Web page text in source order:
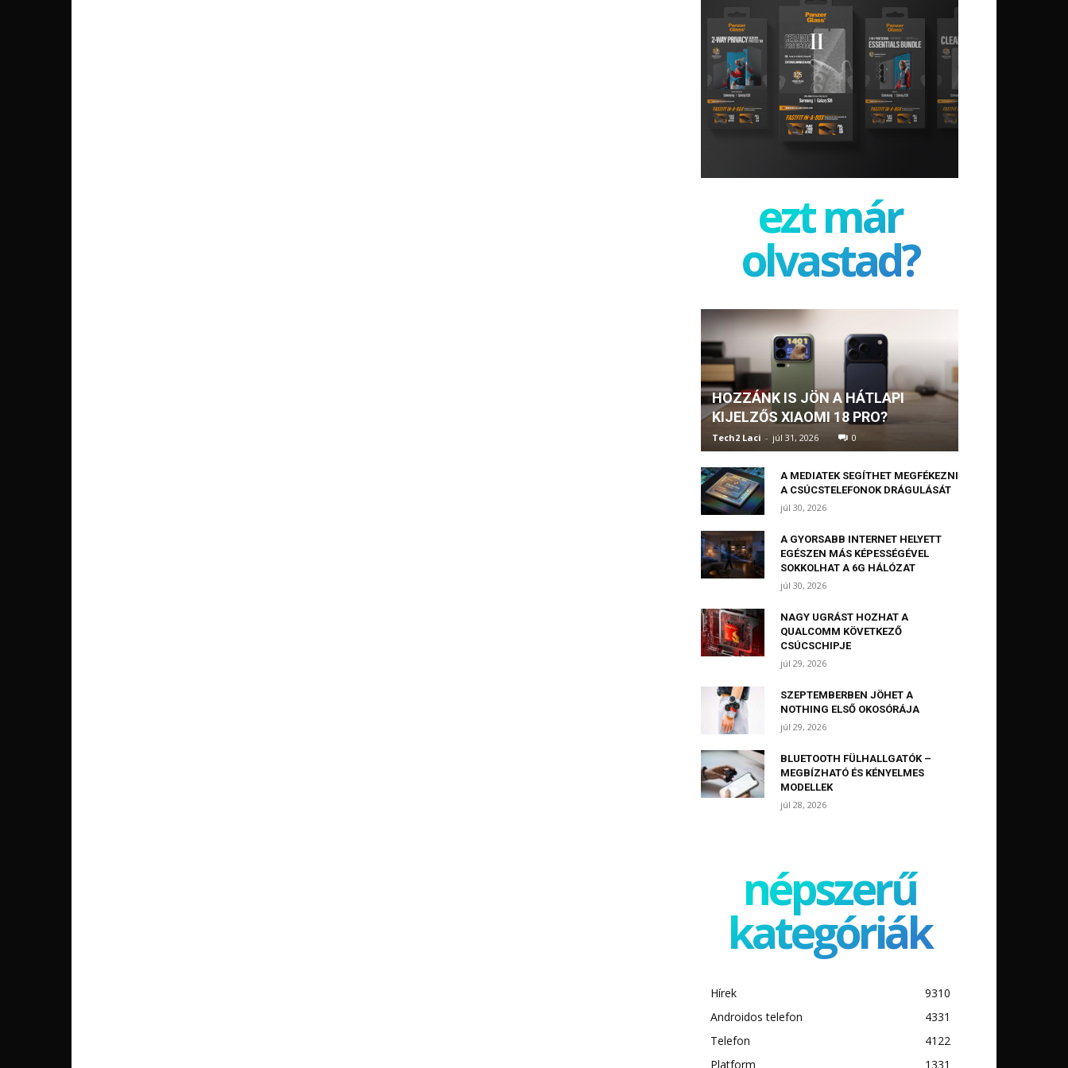
ezt már
olvastad?
HOZZÁNK IS JÖN A HÁTLAPI
KIJELZŐS XIAOMI 18 PRO?
Tech2 Laci - júl 31, 2026 0
A MEDIATEK SEGÍTHET MEGFÉKEZNI
A CSÚCSTELEFONOK DRÁGULÁSÁT
júl 30, 2026
A GYORSABB INTERNET HELYETT
EGÉSZEN MÁS KÉPESSÉGÉVEL
SOKKOLHAT A 6G HÁLÓZAT
júl 30, 2026
NAGY UGRÁST HOZHAT A
QUALCOMM KÖVETKEZŐ
CSÚCSCHIPJE
júl 29, 2026
SZEPTEMBERBEN JÖHET A
NOTHING ELSŐ OKOSÓRÁJA
júl 29, 2026
BLUETOOTH FÜLHALLGATÓK –
MEGBÍZHATÓ ÉS KÉNYELMES
MODELLEK
júl 28, 2026
népszerű
kategóriák
Hírek
9310
Androidos telefon
4331
Telefon
4122
Platform
1331